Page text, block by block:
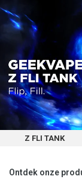
Z FLI TANK
Ontdek onze